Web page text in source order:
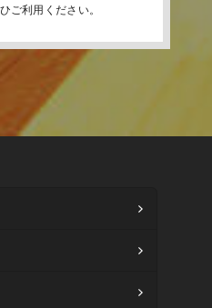
ご利用ください。